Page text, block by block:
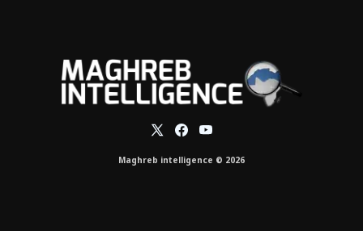
Maghreb intelligence © 2026